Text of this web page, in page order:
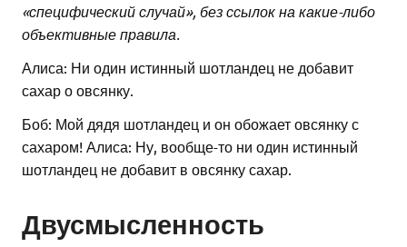
«специфический случай», без ссылок на какие-либо
объективные правила.
Алиса: Ни один истинный шотландец не добавит
сахар о овсянку.
Боб: Мой дядя шотландец и он обожает овсянку с
сахаром! Алиса: Ну, вообще-то ни один истинный
шотландец не добавит в овсянку сахар.
Двусмысленность